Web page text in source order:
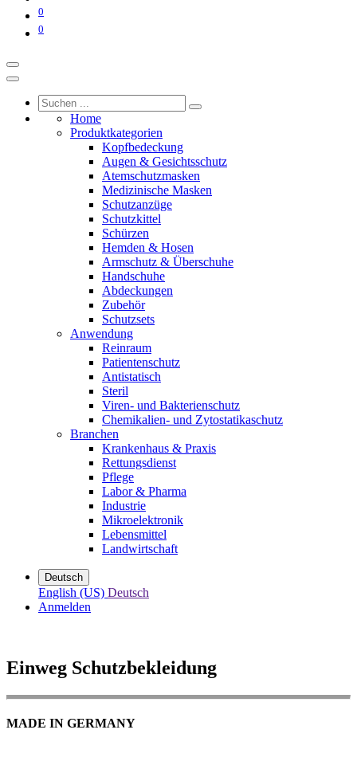
0
0
Home
Produktkategorien
Kopfbedeckung
Augen & Gesichtsschutz
Atemschutzmasken
Medizinische Masken
Schutzanzüge
Schutzkittel
Schürzen
Hemden & Hosen
Armschutz & Überschuhe
Handschuhe
Abdeckungen
Zubehör
Schutzsets
Anwendung
Reinraum
Patientenschutz
Antistatisch
Steril
Viren- und Bakterienschutz
Chemikalien- und Zytostatikaschutz
Branchen
Krankenhaus & Praxis
Rettungsdienst
Pflege
Labor & Pharma
Industrie
Mikroelektronik
Lebensmittel
Landwirtschaft
Deutsch
English (US) Deutsch
Anmelden
Einweg Schutzbekleidung
MADE IN GERMANY